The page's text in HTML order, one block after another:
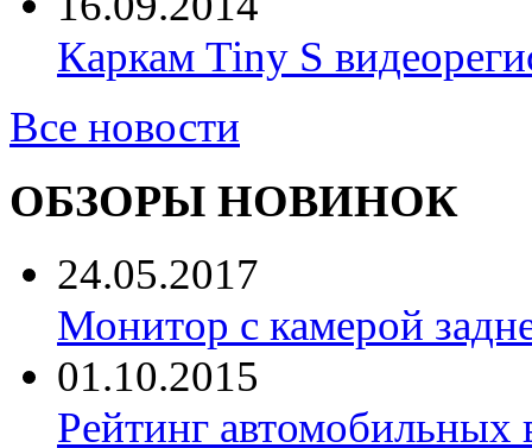
Каркам Tiny S
Все новости
ОБЗОРЫ НОВИНОК
24.05.2017
Монитор с камерой
01.10.2015
Рейтинг автомобильных